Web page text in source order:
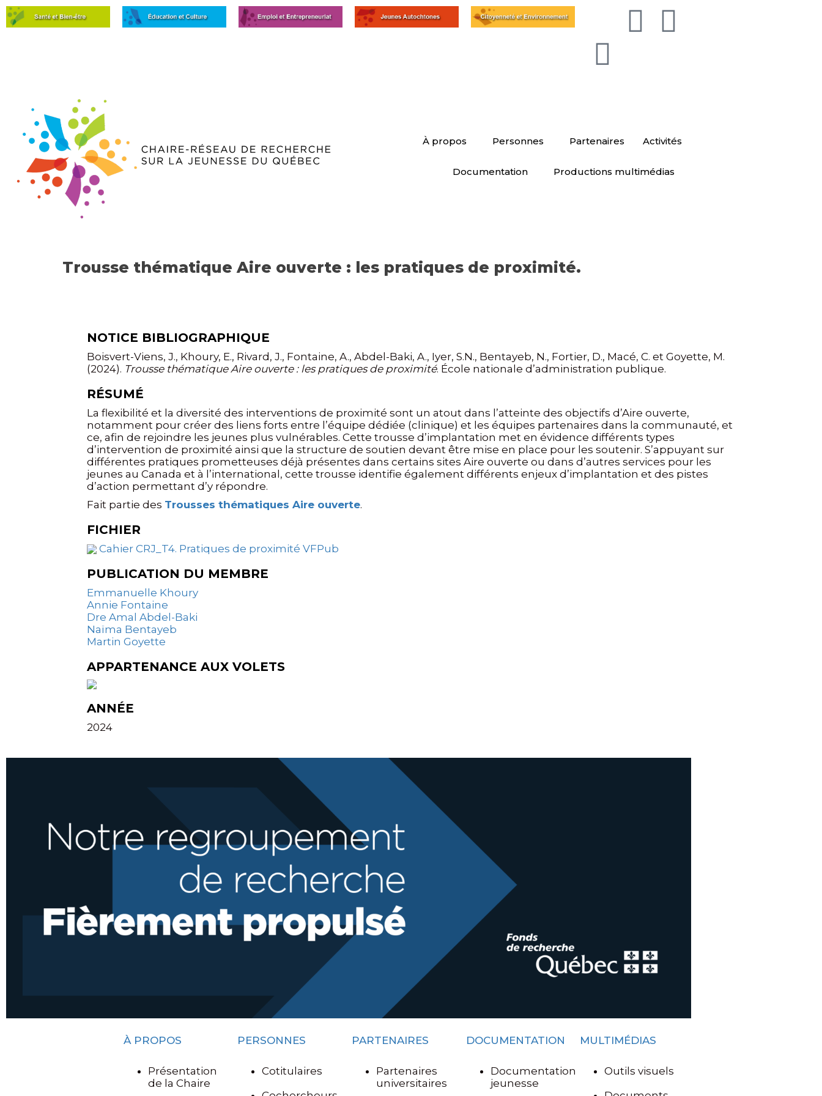
À propos Personnes Partenaires Activités
Documentation Productions multimédias
Trousse thématique Aire ouverte : les pratiques de proximité.
NOTICE BIBLIOGRAPHIQUE
Boisvert-Viens, J., Khoury, E., Rivard, J., Fontaine, A., Abdel-Baki, A., Iyer, S.N., Bentayeb, N., Fortier, D., Macé, C. et Goyette, M.
(2024). Trousse thématique Aire ouverte : les pratiques de proximité. École nationale d’administration publique.
RÉSUMÉ
La flexibilité et la diversité des interventions de proximité sont un atout dans l’atteinte des objectifs d’Aire ouverte,
notamment pour créer des liens forts entre l’équipe dédiée (clinique) et les équipes partenaires dans la communauté, et
ce, afin de rejoindre les jeunes plus vulnérables. Cette trousse d’implantation met en évidence différents types
d’intervention de proximité ainsi que la structure de soutien devant être mise en place pour les soutenir. S’appuyant sur
différentes pratiques prometteuses déjà présentes dans certains sites Aire ouverte ou dans d’autres services pour les
jeunes au Canada et à l’international, cette trousse identifie également différents enjeux d’implantation et des pistes
d’action permettant d’y répondre.
Fait partie des Trousses thématiques Aire ouverte.
FICHIER
Cahier CRJ_T4. Pratiques de proximité VFPub
PUBLICATION DU MEMBRE
Emmanuelle Khoury
Annie Fontaine
Dre Amal Abdel-Baki
Naïma Bentayeb
Martin Goyette
APPARTENANCE AUX VOLETS
ANNÉE
2024
À PROPOS
Présentation
de la Chaire
PERSONNES
Cotitulaires
PARTENAIRES
Partenaires
universitaires
DOCUMENTATION
Documentation
jeunesse
MULTIMÉDIAS
Outils visuels